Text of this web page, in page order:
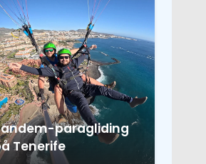
paragliding
Tenerife